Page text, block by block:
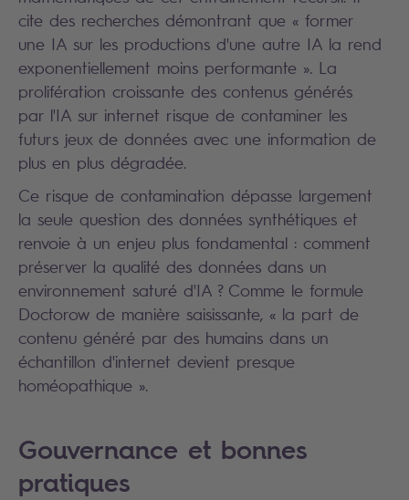
cite des recherches démontrant que « former
une IA sur les productions d'une autre IA la rend
exponentiellement moins performante ». La
prolifération croissante des contenus générés
par l'IA sur internet risque de contaminer les
futurs jeux de données avec une information de
plus en plus dégradée.
Ce risque de contamination dépasse largement
la seule question des données synthétiques et
renvoie à un enjeu plus fondamental : comment
préserver la qualité des données dans un
environnement saturé d'IA ? Comme le formule
Doctorow de manière saisissante, « la part de
contenu généré par des humains dans un
échantillon d'internet devient presque
homéopathique ».
Gouvernance et bonnes
pratiques